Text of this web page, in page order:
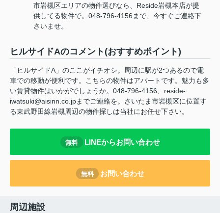
市岩槻区エリアの物件選びなら、Reside岩槻本店が提
供してる物件で。048-796-4156まで、今すぐご連絡下
さいませ。
ヒルサイドAのコメント(おすすめポイント)
「ヒルサイドA」のここがイチオシ。周辺に駅が2つあるので電
車での移動が便利です。こちらの物件はアパートです。魅力も多
い賃貸物件はいかがでしょうか。048-796-4156、reside-
iwatsuki@aisinn.co.jpまでご連絡を。さいたま市岩槻区に位置す
る東武野田線岩槻周辺の物件探しは当社にお任せ下さい。
無料 LINEからお問い合わせ
無料 お問い合わせ
周辺施設